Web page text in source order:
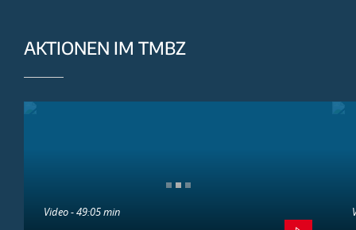
AKTIONEN IM TMBZ
Video - 49:05 min